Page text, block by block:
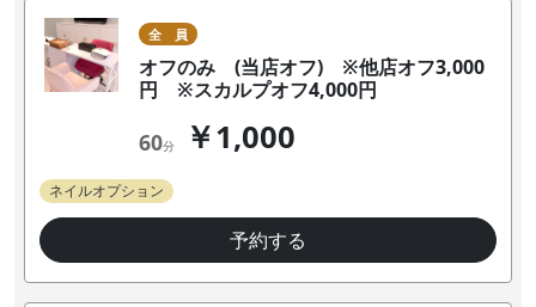
全 員
オフのみ (当店オフ) ※他店オフ3,000
円 ※スカルプオフ4,000円
60分 ￥1,000
ネイルオプション
予約する